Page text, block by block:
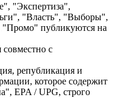
"Экспертиза",
"Власть", "Выборы",
публикуются на
совместно с
републикация и
которое содержит
EPA / UPG, строго